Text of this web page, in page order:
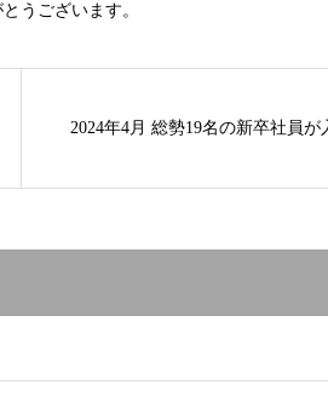
うございます。
2024年4月 総勢19名の新卒社員